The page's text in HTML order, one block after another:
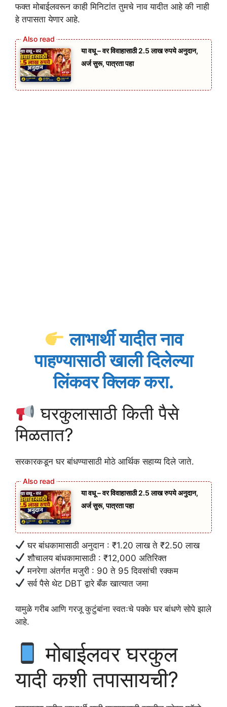
फक्त मोबाईलवरून काही मिनिटांत तुमचे नाव यादीत आहे की नाही
हे तपासता येणार आहे.
या वधू – वर विवाहासाठी 2.5 लाख रुपये अनुदान,
अर्ज सुरू, पात्रता पहा
लाभार्थी यादीत नाव
पाहण्यासाठी खाली दिलेल्या
लिंकवर क्लिक करा.
घरकुलासाठी किती पैसे
मिळतात?
सरकारकडून घर बांधण्यासाठी मोठे आर्थिक सहाय्य दिले जाते.
या वधू – वर विवाहासाठी 2.5 लाख रुपये अनुदान,
अर्ज सुरू, पात्रता पहा
घर बांधकामासाठी अनुदान : ₹1.20 लाख ते ₹2.50 लाख
शौचालय बांधकामासाठी : ₹12,000 अतिरिक्त
मनरेगा अंतर्गत मजुरी : 90 ते 95 दिवसांची रक्कम
सर्व पैसे थेट DBT द्वारे बँक खात्यात जमा
यामुळे गरीब आणि गरजू कुटुंबांना स्वतःचे पक्के घर बांधणे सोपे झाले
आहे.
मोबाईलवर घरकुल
यादी कशी तपासायची?